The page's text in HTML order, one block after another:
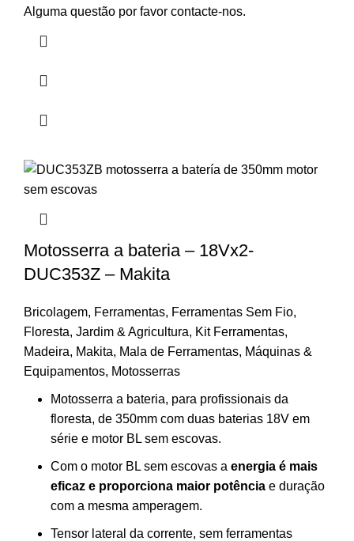
Alguma questão por favor contacte-nos.
Motosserra a bateria – 18Vx2-
DUC353Z – Makita
Bricolagem, Ferramentas, Ferramentas Sem Fio,
Floresta, Jardim & Agricultura, Kit Ferramentas,
Madeira, Makita, Mala de Ferramentas, Máquinas &
Equipamentos, Motosserras
Motosserra a bateria, para profissionais da
floresta, de 350mm com duas baterias 18V em
série e motor BL sem escovas.
Com o motor BL sem escovas a energia é mais
eficaz e proporciona maior potência e duração
com a mesma amperagem.
Tensor lateral da corrente, sem ferramentas